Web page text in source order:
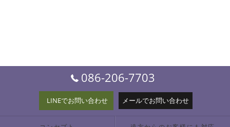
086-206-7703
LINEでお問い合わせ メールでお問い合わせ